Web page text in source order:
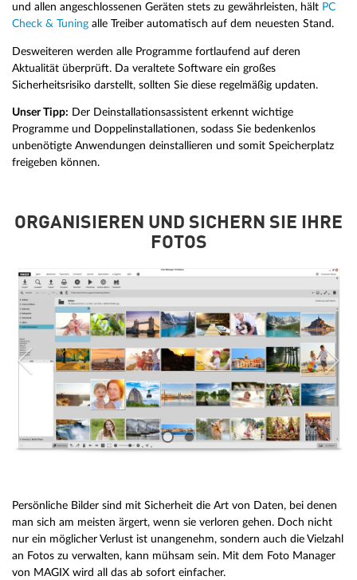
und allen angeschlossenen Geräten stets zu gewährleisten, hält PC
Check & Tuning alle Treiber automatisch auf dem neuesten Stand.
Desweiteren werden alle Programme fortlaufend auf deren
Aktualität überprüft. Da veraltete Software ein großes
Sicherheitsrisiko darstellt, sollten Sie diese regelmäßig updaten.
Unser Tipp: Der Deinstallationsassistent erkennt wichtige
Programme und Doppelinstallationen, sodass Sie bedenkenlos
unbenötigte Anwendungen deinstallieren und somit Speicherplatz
freigeben können.
ORGANISIEREN UND SICHERN SIE IHRE
FOTOS
Persönliche Bilder sind mit Sicherheit die Art von Daten, bei denen
man sich am meisten ärgert, wenn sie verloren gehen. Doch nicht
nur ein möglicher Verlust ist unangenehm, sondern auch die Vielzahl
an Fotos zu verwalten, kann mühsam sein. Mit dem Foto Manager
von MAGIX wird all das ab sofort einfacher.